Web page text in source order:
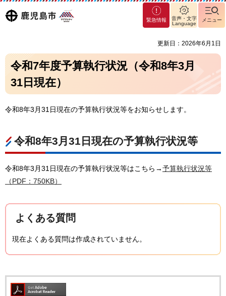
鹿児島
マグ
マシ
緊急情報
音声・文字
Language
メニュー
更新日：2026年6月1日
令和7年度予算執行状況（令和8年3月
31日現在）
令和8年3月31日現在の予算執行状況等をお知らせします。
令和8年3月31日現在の予算執行状況等
令和8年3月31日現在の予算執行状況等はこちら→予算執行状況等
（PDF：750KB）
よくある質問
現在よくある質問は作成されていません。